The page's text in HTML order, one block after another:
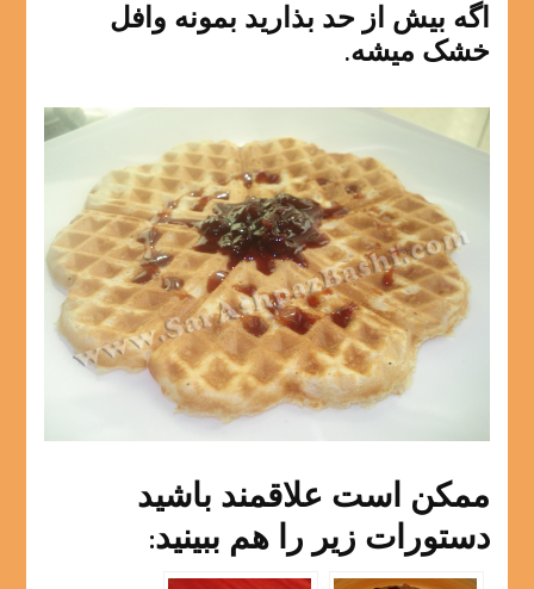
اگه بیش از حد بذارید بمونه وافل
خشک میشه.
ممکن است علاقمند باشید
دستورات زیر را هم ببینید: